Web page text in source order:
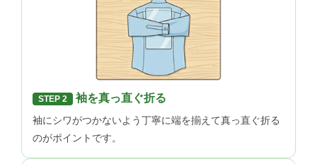
STEP 2 袖を真っ直ぐ折る
袖にシワがつかないよう丁寧に端を揃えて真っ直ぐ折る
のがポイントです。